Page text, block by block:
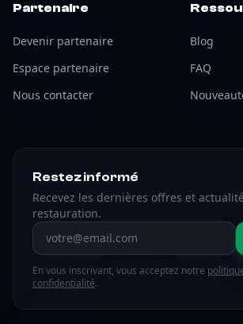
Partenaire
Devenir partenaire
Espace partenaire
Nous contacter
Blog
FAQ
Restez informé
Recevez les dernières offres et
restauration.
Adresse email
En vous inscrivant, vous acceptez notre
confidentialité.